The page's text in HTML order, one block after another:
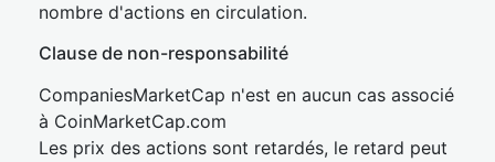
nombre d'actions en circulation.
Clause de non-responsabilité
CompaniesMarketCap n'est en aucun cas associé
à CoinMarketCap.com
Les prix des actions sont retardés, le retard peut